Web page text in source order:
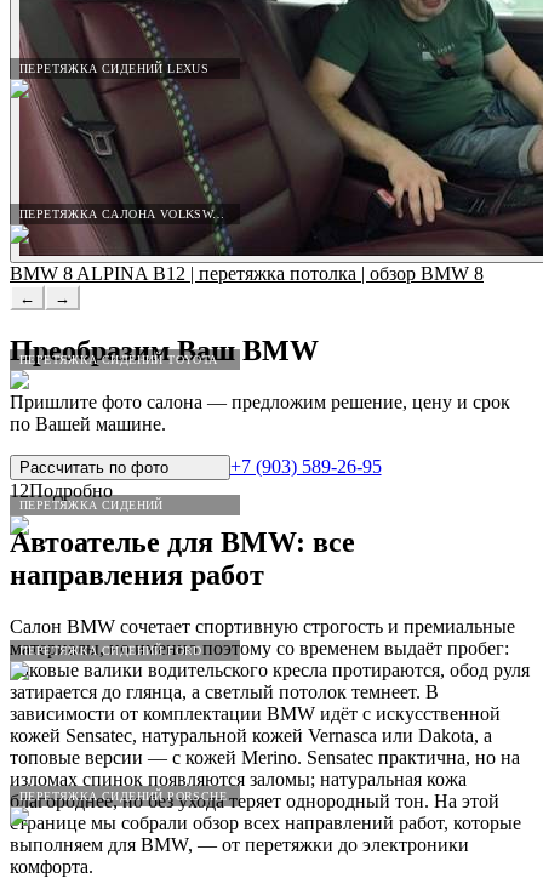
ПЕРЕТЯЖКА СИДЕНИЙ LEXUS
ПЕРЕТЯЖКА САЛОНА VOLKSWAGEN
ПЕРЕТЯЖКА СИДЕНИЙ TOYOTA
ПЕРЕТЯЖКА СИДЕНИЙ
ПЕРЕТЯЖКА СИДЕНИЙ FORD
ПЕРЕТЯЖКА СИДЕНИЙ PORSCHE
BMW 8 ALPINA B12 | перетяжка потолка | обзор BMW 8
← →
Преобразим ВашBMW
Пришлите фото салона — предложим решение, цену и срок
по Вашей машине.
Рассчитать по фото
+7 (903) 589-26-95
12Подробно
Автоателье для BMW: все
направления работ
Салон BMW сочетает спортивную строгость и премиальные
материалы, но именно поэтому со временем выдаёт пробег:
боковые валики водительского кресла протираются, обод руля
затирается до глянца, а светлый потолок темнеет. В
зависимости от комплектации BMW идёт с искусственной
кожей Sensatec, натуральной кожей Vernasca или Dakota, а
топовые версии — с кожей Merino. Sensatec практична, но на
изломах спинок появляются заломы; натуральная кожа
благороднее, но без ухода теряет однородный тон. На этой
странице мы собрали обзор всех направлений работ, которые
выполняем для BMW, — от перетяжки до электроники
комфорта.